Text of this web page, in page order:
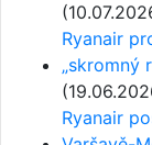
Ryanair
„skromný
Ryanair